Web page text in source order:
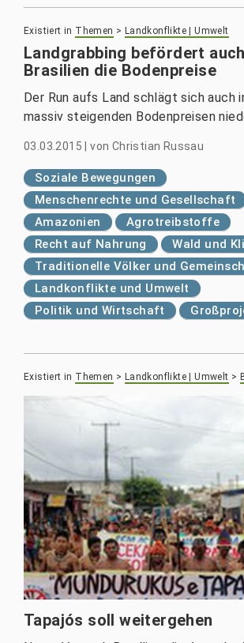
Existiert in Themen > Landkonflikte | Umwelt
Landgrabbing befördert
Brasilien die Bodenpreise
Der Run aufs Land schlägt sich auch
massiv steigenden Bodenpreisen
03.03.2015 |von Christian Russau
Soziale Bewegungen
Menschenrechte und Gesellschaft
Amazonien
Agrotreibstoffe
Recht auf Nahrung
Wald und
Traditionelle Völker und
Landkonflikte und Umwelt
Politik und Wirtschaft
Existiert in Themen > Landkonflikte | Umwelt >
Tapajós soll weitergehen